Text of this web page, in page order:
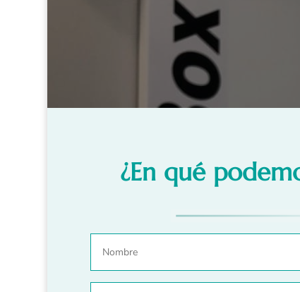
¿En qué